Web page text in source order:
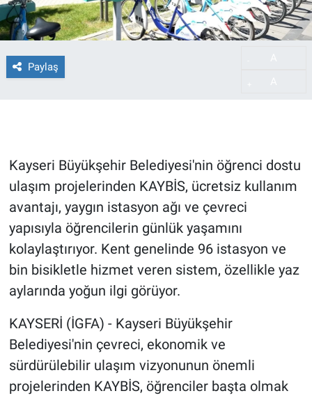
Paylaş
Kayseri Büyükşehir Belediyesi'nin öğrenci dostu
ulaşım projelerinden KAYBİS, ücretsiz kullanım
avantajı, yaygın istasyon ağı ve çevreci
yapısıyla öğrencilerin günlük yaşamını
kolaylaştırıyor. Kent genelinde 96 istasyon ve
bin bisikletle hizmet veren sistem, özellikle yaz
aylarında yoğun ilgi görüyor.
KAYSERİ (İGFA) - Kayseri Büyükşehir
Belediyesi'nin çevreci, ekonomik ve
sürdürülebilir ulaşım vizyonunun önemli
projelerinden KAYBİS, öğrenciler başta olmak